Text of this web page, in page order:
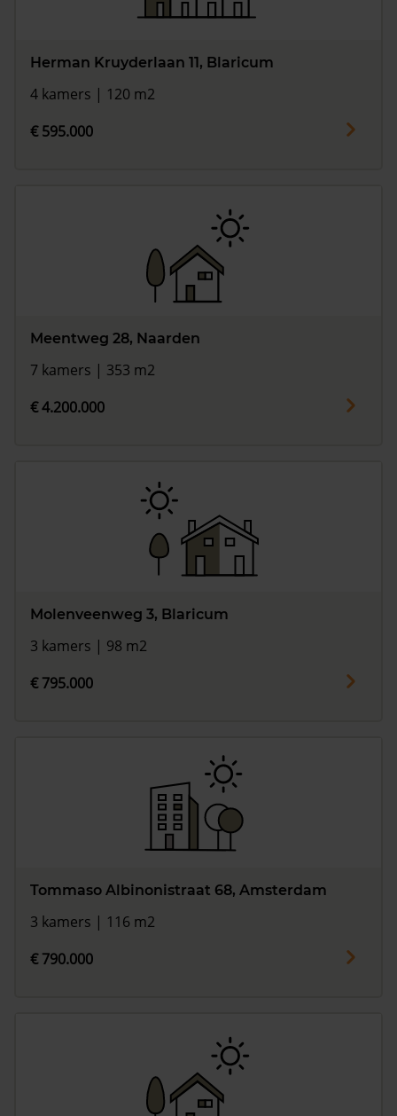
Herman Kruyderlaan 11, Blaricum
4 kamers | 120 m2
€ 595.000
Meentweg 28, Naarden
7 kamers | 353 m2
€ 4.200.000
Molenveenweg 3, Blaricum
3 kamers | 98 m2
€ 795.000
Tommaso Albinonistraat 68, Amsterdam
3 kamers | 116 m2
€ 790.000